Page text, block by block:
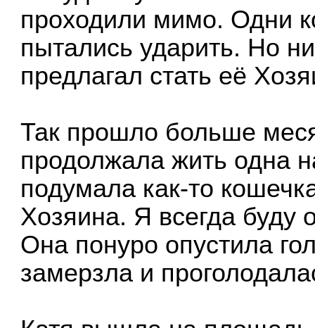
проходили мимо. Одни
пытались ударить. Но
предлагал стать её
Так прошло больше
продолжала жить одна
подумала как-то
Хозяина. Я всегда буду
Она понуро опустила
замерзла и